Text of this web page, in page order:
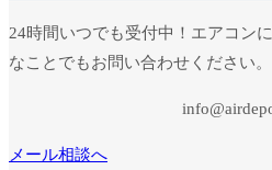
24時間いつでも受付中！エアコン
なことでもお問い合わせください。
メール相談へ